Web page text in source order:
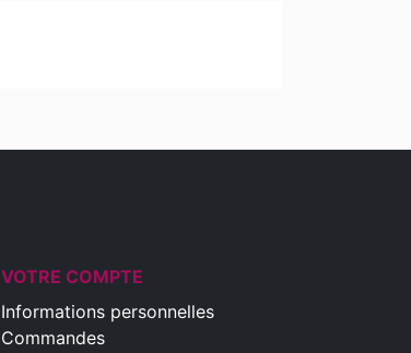
VOTRE COMPTE
Informations personnelles
Commandes